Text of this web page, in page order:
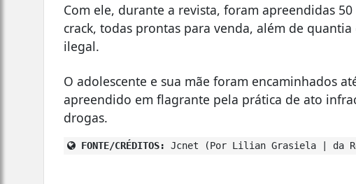
Com ele, durante a revista, foram apreendidas
crack, todas prontas para venda, além de
ilegal.
O adolescente e sua mãe foram encaminhados
apreendido em flagrante pela prática de ato
drogas.
FONTE/CRÉDITOS: Jcnet (Por Lilian Grasiela | da